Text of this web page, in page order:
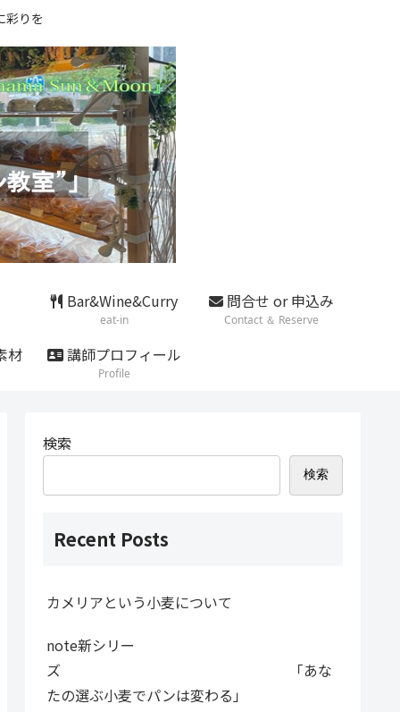
彩りを
Bar&Wine&Curry
eat-in
問合せ or 申込み
Contact ＆ Reserve
材 講師プロフィール
Profile
検索
検索
Recent Posts
カメリアという小麦について
note新シリー
ズ 「あな
たの選ぶ小麦でパンは変わる」